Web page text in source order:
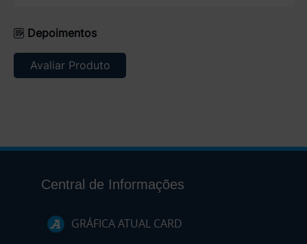
Depoimentos
Avaliar Produto
Central de Informações
GRÁFICA ATUAL CARD